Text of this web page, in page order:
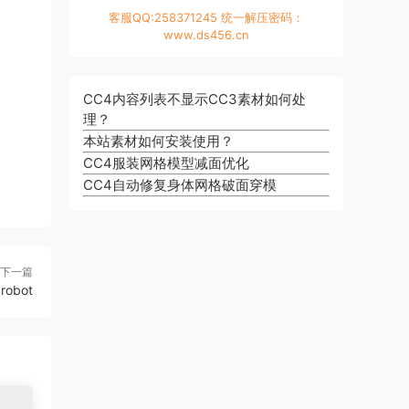
下一篇
robot
客服QQ:258371245 统一解压密码：
www.ds456.cn
CC4内容列表不显示CC3素材如何处
理？
本站素材如何安装使用？
CC4服装网格模型减面优化
CC4自动修复身体网格破面穿模